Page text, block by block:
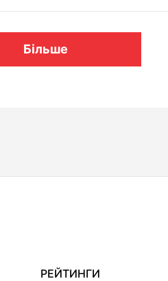
Більше
РЕЙТИНГИ